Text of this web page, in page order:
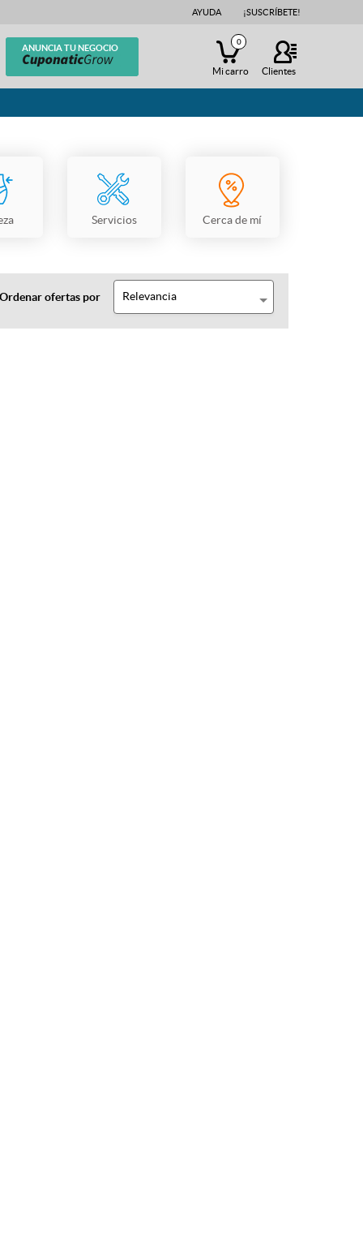
AYUDA ¡SUSCRÍBETE!
ANUNCIA TU NEGOCIO
Clientes
0
Mi carro
Servicios Cerca de mí
Ordenar ofertas por Relevancia